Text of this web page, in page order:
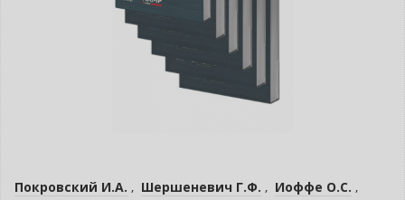
Покровский И.А. , Шершеневич Г.Ф. , Иоффе О.С. ,